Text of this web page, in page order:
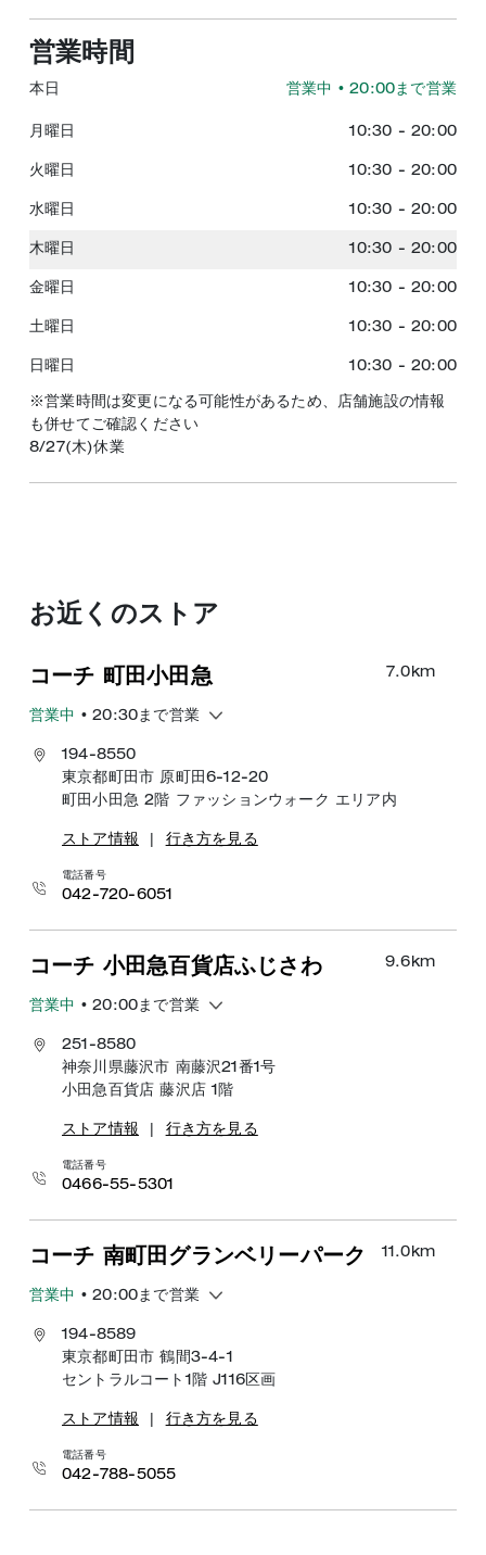
営業時間
本日 営業中 • 20:00まで営業
月曜日 10:30 - 20:00
火曜日 10:30 - 20:00
水曜日 10:30 - 20:00
木曜日 10:30 - 20:00
金曜日 10:30 - 20:00
土曜日 10:30 - 20:00
日曜日 10:30 - 20:00
※営業時間は変更になる可能性があるため、店舗施設の情報
も併せてご確認ください
8/27(木)休業
お近くのストア
7.0km
コーチ 町田小田急
営業中 • 20:30まで営業
194-8550
東京都町田市 原町田6-12-20
町田小田急 2階 ファッションウォーク エリア内
ストア情報 行き方を見る
電話番号
042-720-6051
9.6km
コーチ 小田急百貨店ふじさわ
営業中 • 20:00まで営業
251-8580
神奈川県藤沢市 南藤沢21番1号
小田急百貨店 藤沢店 1階
ストア情報 行き方を見る
電話番号
0466-55-5301
11.0km
コーチ 南町田グランベリーパーク
営業中 • 20:00まで営業
194-8589
東京都町田市 鶴間3-4-1
セントラルコート1階 J116区画
ストア情報 行き方を見る
電話番号
042-788-5055